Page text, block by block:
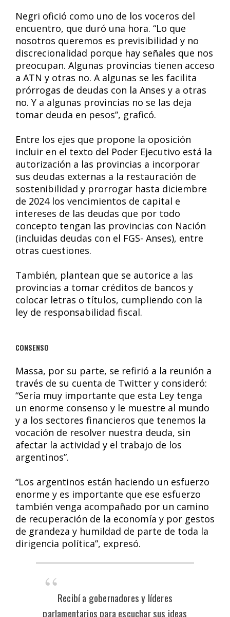
Negri ofició como uno de los voceros del
encuentro, que duró una hora. “Lo que
nosotros queremos es previsibilidad y no
discrecionalidad porque hay señales que nos
preocupan. Algunas provincias tienen acceso
a ATN y otras no. A algunas se les facilita
prórrogas de deudas con la Anses y a otras
no. Y a algunas provincias no se las deja
tomar deuda en pesos”, graficó.
Entre los ejes que propone la oposición
incluir en el texto del Poder Ejecutivo está la
autorización a las provincias a incorporar
sus deudas externas a la restauración de
sostenibilidad y prorrogar hasta diciembre
de 2024 los vencimientos de capital e
intereses de las deudas que por todo
concepto tengan las provincias con Nación
(incluidas deudas con el FGS- Anses), entre
otras cuestiones.
También, plantean que se autorice a las
provincias a tomar créditos de bancos y
colocar letras o títulos, cumpliendo con la
ley de responsabilidad fiscal.
CONSENSO
Massa, por su parte, se refirió a la reunión a
través de su cuenta de Twitter y consideró:
“Sería muy importante que esta Ley tenga
un enorme consenso y le muestre al mundo
y a los sectores financieros que tenemos la
vocación de resolver nuestra deuda, sin
afectar la actividad y el trabajo de los
argentinos”.
“Los argentinos están haciendo un esfuerzo
enorme y es importante que ese esfuerzo
también venga acompañado por un camino
de recuperación de la economía y por gestos
de grandeza y humildad de parte de toda la
dirigencia política”, expresó.
Recibí a gobernadores y líderes
parlamentarios para escuchar sus ideas